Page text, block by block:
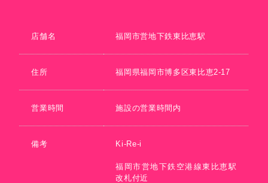
店舗名 福岡市営地下鉄東比恵駅
住所 福岡県福岡市博多区東比恵2-17
営業時間 施設の営業時間内
備考 Ki-Re-i
福岡市営地下鉄空港線東比恵駅
改札付近